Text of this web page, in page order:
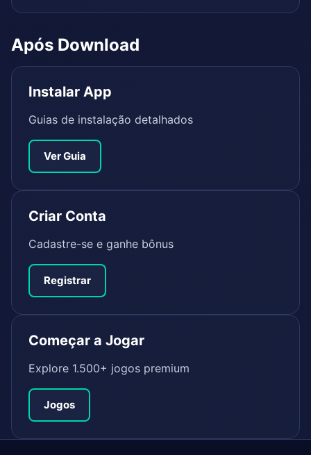
Após Download
Instalar App
Guias de instalação detalhados
Ver Guia
Criar Conta
Cadastre-se e ganhe bônus
Registrar
Começar a Jogar
Explore 1.500+ jogos premium
Jogos